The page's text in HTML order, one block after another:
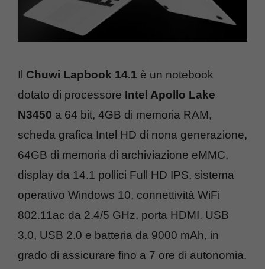
Il Chuwi Lapbook 14.1 è un notebook
dotato di processore Intel Apollo Lake
N3450 a 64 bit, 4GB di memoria RAM,
scheda grafica Intel HD di nona generazione,
64GB di memoria di archiviazione eMMC,
display da 14.1 pollici Full HD IPS, sistema
operativo Windows 10, connettività WiFi
802.11ac da 2.4/5 GHz, porta HDMI, USB
3.0, USB 2.0 e batteria da 9000 mAh, in
grado di assicurare fino a 7 ore di autonomia.